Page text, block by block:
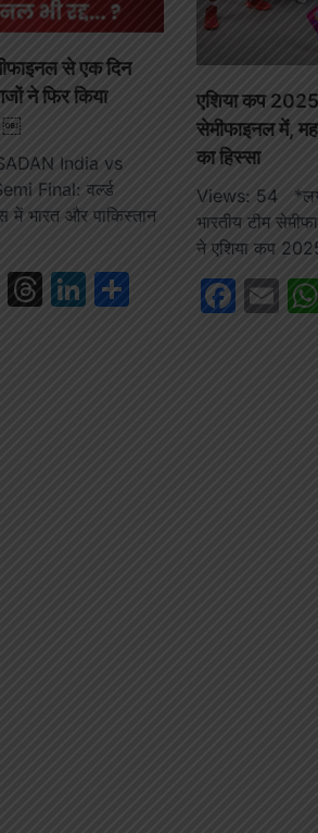
से एक दिन
ने फिर किया
￼
India vs
Final: वर्ल्ड
भारत और पाकिस्तान
WhatsApp
Threads
LinkedIn
Share
एशिया कप 2025
सेमीफाइनल में,
का हिस्सा
Views: 54
भारतीय टीम
ने एशिया कप